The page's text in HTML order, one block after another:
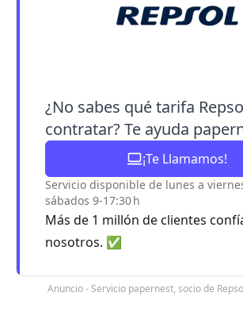
¿No sabes qué tarifa
contratar? Te ayuda
¡Te Llamamos!
Servicio disponible de lunes a
sábados 9-17:30 h
Más de 1 millón de clientes
nosotros. ✅
Anuncio - Servicio papernest, socio de